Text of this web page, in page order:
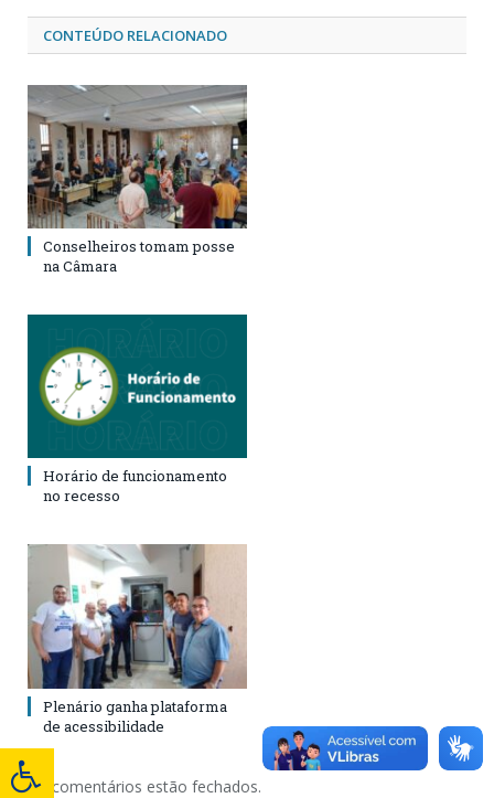
CONTEÚDO RELACIONADO
Conselheiros tomam posse
na Câmara
Horário de funcionamento
no recesso
Plenário ganha plataforma
de acessibilidade
Os comentários estão fechados.